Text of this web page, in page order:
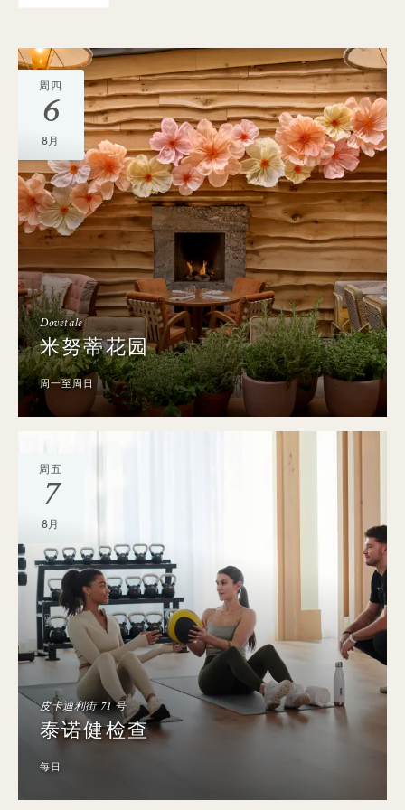
周四
6
8月
Dovetale
米努蒂花园
周一至周日
周五
7
8月
皮卡迪利街 71 号
泰诺健检查
每日